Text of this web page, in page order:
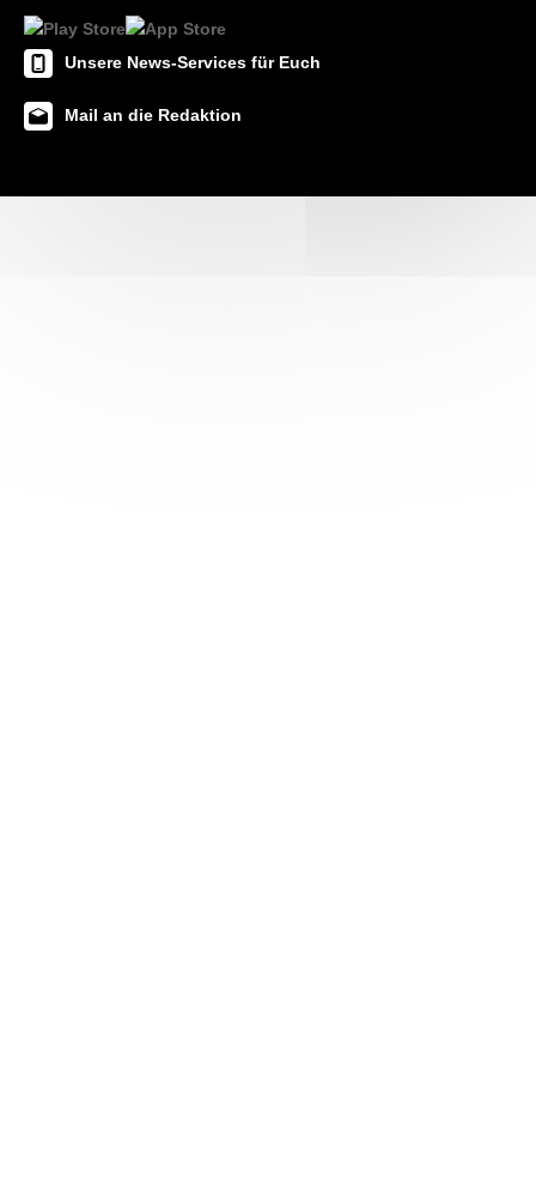
Unsere News-Services für Euch
Mail an die Redaktion